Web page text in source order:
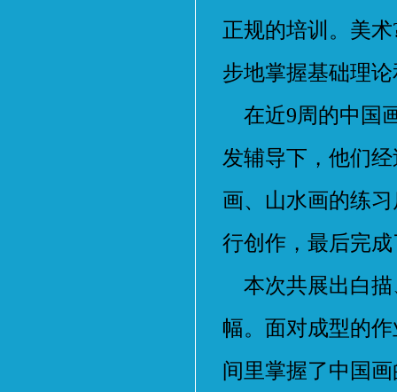
正规的培训。美
步地掌握基础理
在近9周的中国
发辅导下，他们
画、山水画的练
行创作，最后完
本次共展出白描
幅。面对成型的
间里掌握了中国